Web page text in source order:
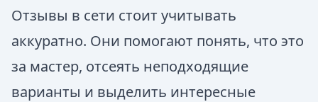
Отзывы в сети стоит учитывать
аккуратно. Они помогают понять, что это
за мастер, отсеять неподходящие
варианты и выделить интересные